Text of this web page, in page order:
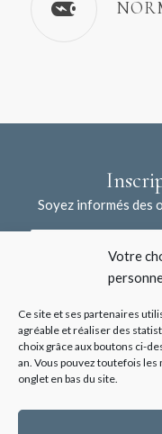
Votre
Ce site et ses partenaires
agréable et réaliser des
choix grâce aux boutons ci-
an. Vous pouvez toutefois
onglet en bas du site.
Soyez informés des
J'accepte la collecte